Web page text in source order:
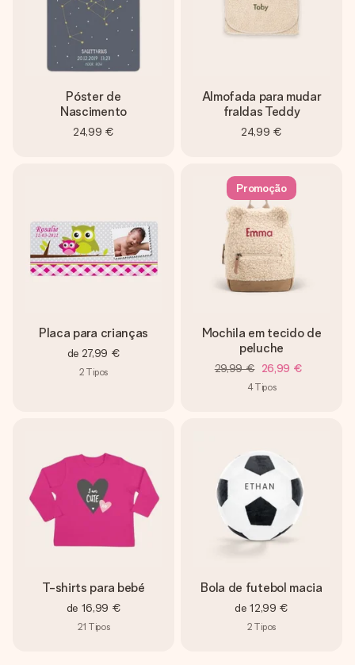
Póster de
Nascimento
24,99 €
Almofada para mudar
fraldas Teddy
24,99 €
Placa para crianças
de 27,99 €
2 Tipos
Promoção
Mochila em tecido de
peluche
29,99 € 26,99 €
4Tipos
T-shirts para bebé
de 16,99 €
21 Tipos
Bola de futebol macia
de 12,99 €
2 Tipos